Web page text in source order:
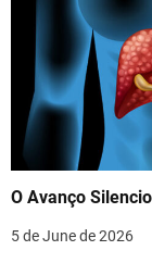
O Avanço
5 de June de 2026